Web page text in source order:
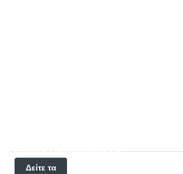
Αττικής Καταχωρήσεις
Δείτε τα